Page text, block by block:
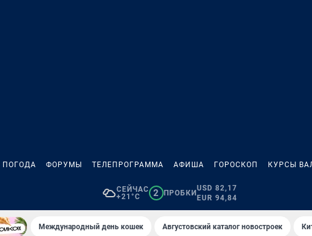
ПОГОДА ФОРУМЫ ТЕЛЕПРОГРАММА АФИША ГОРОСКОП КУРСЫ
СЕЙЧАС
+21°C
2 ПРОБКИ
USD 82,17
EUR 94,84
Международный день кошек Августовский каталог новостроек